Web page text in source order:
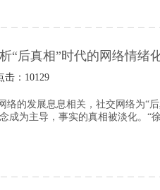
“后真相”时代的网络情绪
击： 10129
络的发展息息相关，社交网络为“
成为主导，事实的真相被淡化。“